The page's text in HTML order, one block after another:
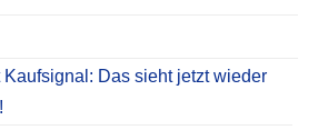
Kaufsignal: Das sieht jetzt wieder